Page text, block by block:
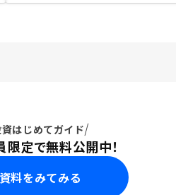
はじめてガイド
定で無料公開中！
料をみてみる